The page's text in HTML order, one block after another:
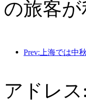
の旅客が
アドレ